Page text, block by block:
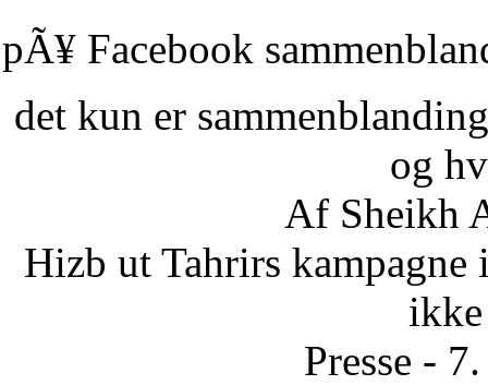
pÃ¥ Facebook
det kun er
og
Af Sheikh
Hizb ut Tahrirs
Presse -